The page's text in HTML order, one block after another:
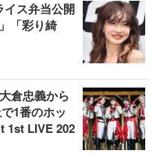
イス弁当公開
「彩り綺
倉忠義から
1番のホッ
1st LIVE 202